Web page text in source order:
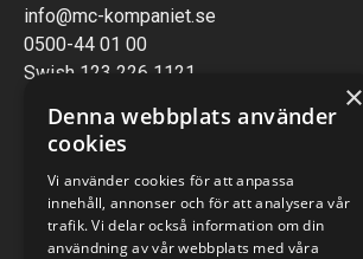
info@mc-kompaniet.se
0500-44 01 00
Swish 123 226 1121
VERKSTAD
ÖPPETTIDER
Måndag - Torsdag
×
Denna webbplats använder
cookies
Vi använder cookies för att anpassa
innehåll, annonser och för att analysera vår
trafik. Vi delar också information om din
användning av vår webbplats med våra